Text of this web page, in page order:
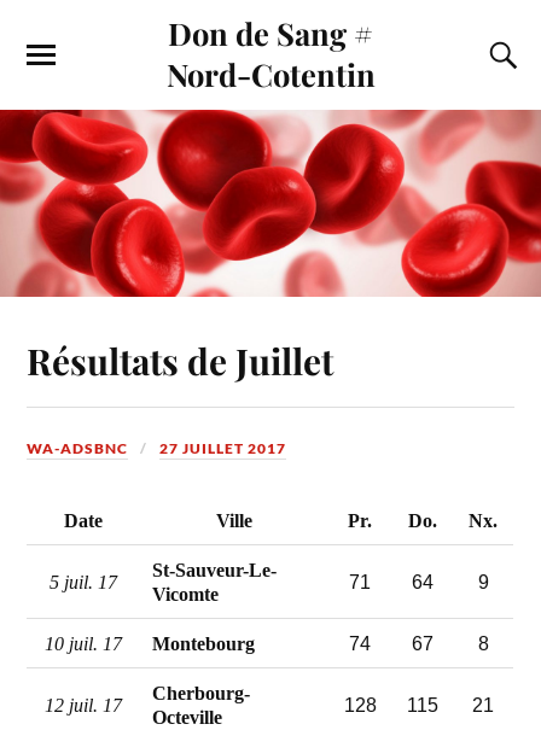
Don de Sang #
Nord-Cotentin
Résultats de Juillet
WA-ADSBNC 27 JUILLET 2017
Date Ville Pr. Do. Nx.
5 juil. 17
St-Sauveur-Le-
Vicomte
71 64 9
10 juil. 17 Montebourg 74 67 8
12 juil. 17
Cherbourg-
Octeville
128 115 21